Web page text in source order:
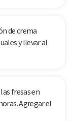
de crema
y llevar al
fresas en
Agregar el